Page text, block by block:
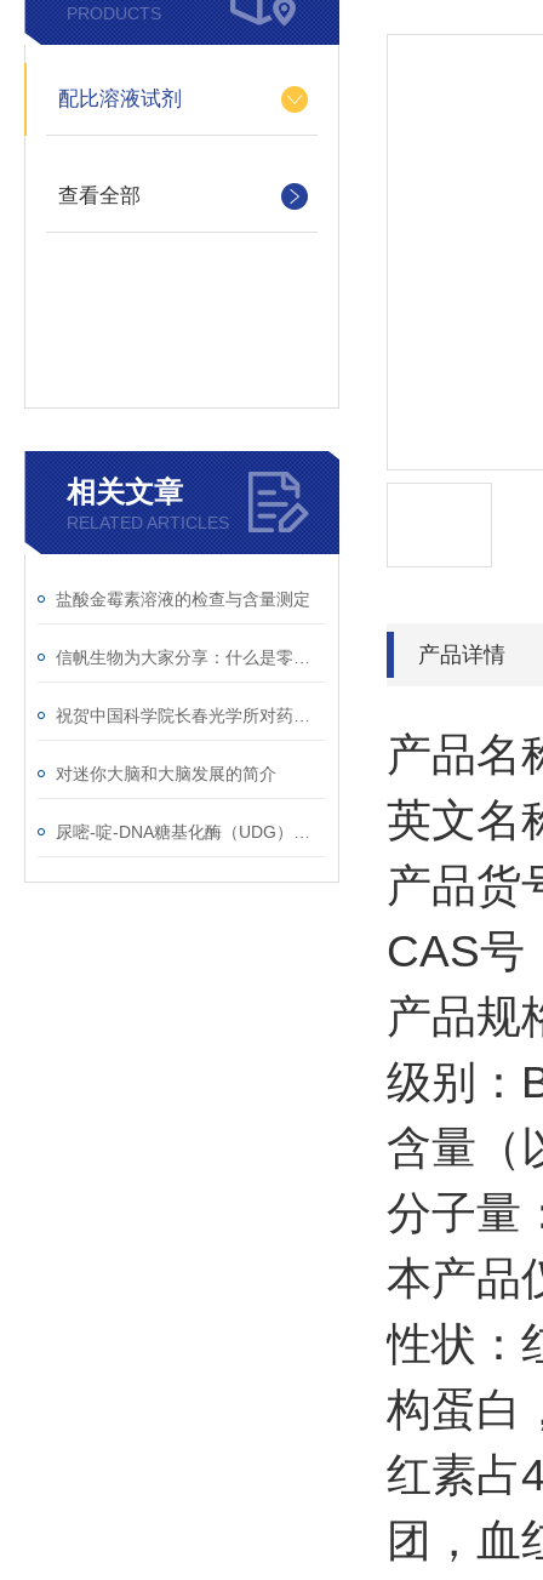
PRODUCTS
配比溶液试剂
查看全部
相关文章
RELATED ARTICLES
盐酸金霉素溶液的检查与含量测定
对迷你大脑和大脑发展的简介
产品详情
产品名
英文名
产品货
CAS号
产品规
级别：
含量（
分子量
本产品
性状：
构蛋白
红素占
团，血